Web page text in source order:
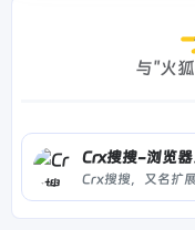
与"火